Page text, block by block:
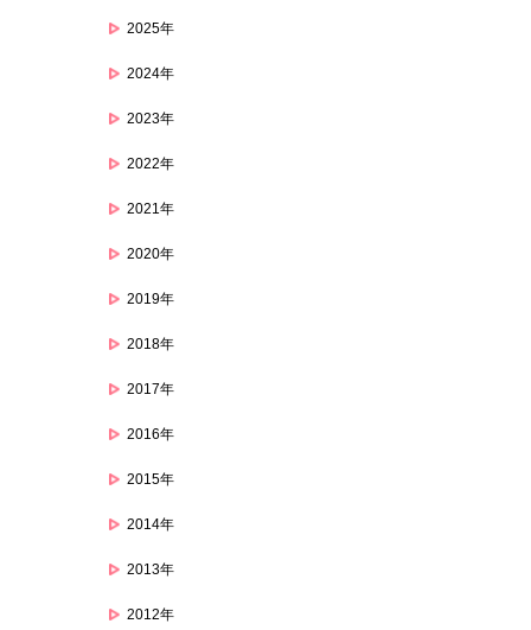
2025年
2024年
2023年
2022年
2021年
2020年
2019年
2018年
2017年
2016年
2015年
2014年
2013年
2012年